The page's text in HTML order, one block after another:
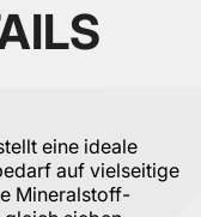
eine ideale
auf vielseitige
Mineralstoff-